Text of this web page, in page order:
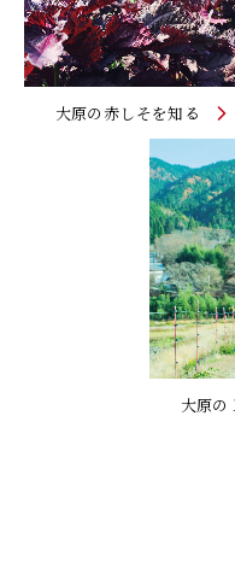
大原の赤しそを知る
大原の